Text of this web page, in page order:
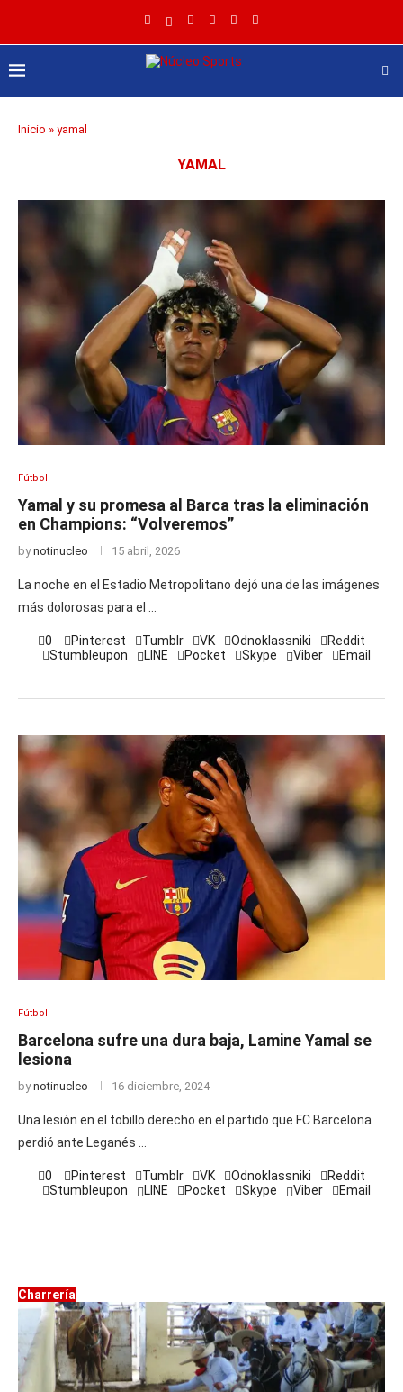
Inicio » yamal
YAMAL
Fútbol
Yamal y su promesa al Barca tras la eliminación
en Champions: “Volveremos”
bynotinucleo 15 abril, 2026
La noche en el Estadio Metropolitano dejó una de las imágenes
más dolorosas para el …
0 Pinterest Tumblr VK Odnoklassniki
Reddit
Stumbleupon
LINE Pocket Skype Viber Email
Fútbol
Barcelona sufre una dura baja, Lamine Yamal se
lesiona
bynotinucleo 16 diciembre, 2024
Una lesión en el tobillo derecho en el partido que FC Barcelona
perdió ante Leganés …
0 Pinterest Tumblr VK Odnoklassniki
Reddit
Stumbleupon
LINE Pocket Skype Viber Email
Charrería